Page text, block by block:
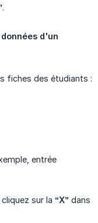
.
d'un
fiches des étudiants :
entrée
sur la “X” dans